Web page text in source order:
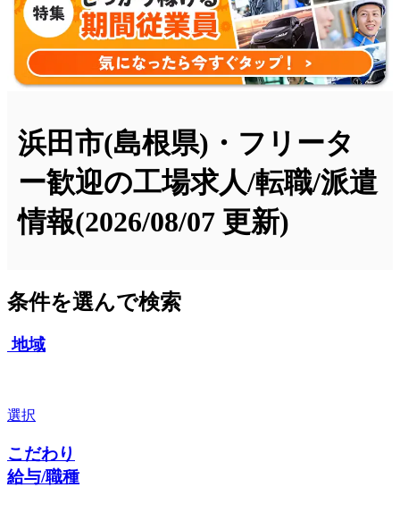
浜田市(島根県)・フリータ
ー歓迎の工場求人/転職/派遣
情報(2026/08/07 更新)
条件を選んで検索
地域
選択
こだわり
給与/職種